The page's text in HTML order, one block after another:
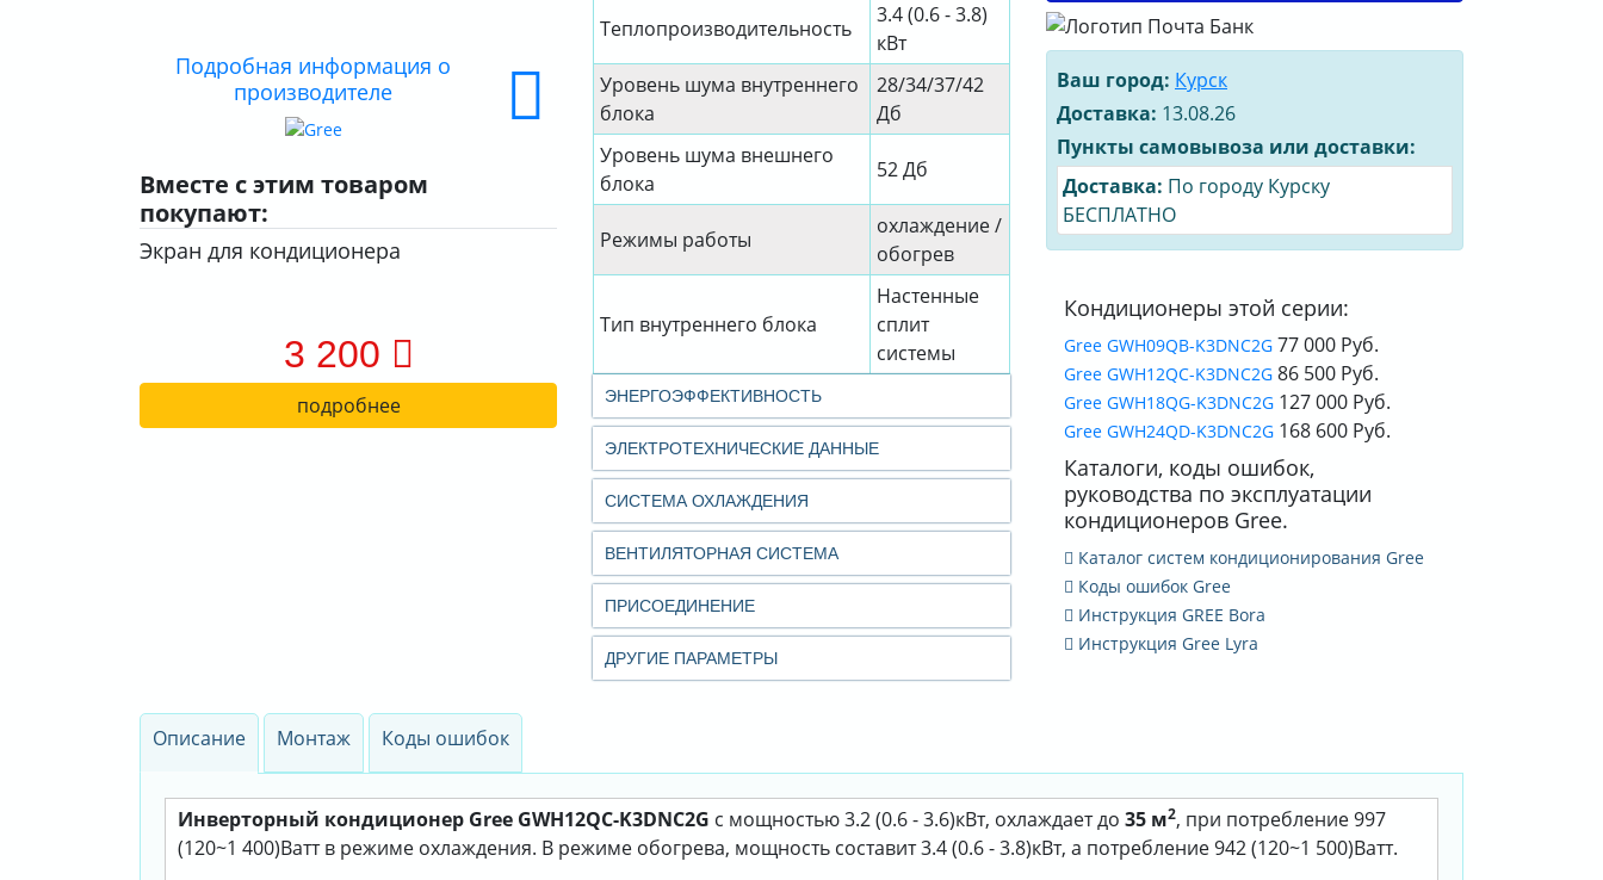
Подробная информация о
производителе
Вместе с этим товаром
покупают:
Экран для кондиционера
3 200
подробнее
Теплопроизводительность
3.4 (0.6 - 3.8)
кВт
Уровень шума внутреннего
блока
28/34/37/42
Дб
Уровень шума внешнего
блока
52 Дб
Режимы работы
охлаждение /
обогрев
Тип внутреннего блока
Настенные
сплит
системы
ЭНЕРГОЭФФЕКТИВНОСТЬ
ЭЛЕКТРОТЕХНИЧЕСКИЕ ДАННЫЕ
СИСТЕМА ОХЛАЖДЕНИЯ
ВЕНТИЛЯТОРНАЯ СИСТЕМА
ПРИСОЕДИНЕНИЕ
ДРУГИЕ ПАРАМЕТРЫ
Ваш город: Курск
Доставка: 13.08.26
Пункты самовывоза или доставки:
Доставка: По городу Курску
БЕСПЛАТНО
Кондиционеры этой серии:
Gree GWH09QB-K3DNC2G 77 000 Руб.
Gree GWH12QC-K3DNC2G 86 500 Руб.
Gree GWH18QG-K3DNC2G 127 000 Руб.
Gree GWH24QD-K3DNC2G 168 600 Руб.
Каталоги, коды ошибок,
руководства по эксплуатации
кондиционеров Gree.
Каталог систем кондиционирования Gree
Коды ошибок Gree
Инструкция GREE Bora
Инструкция Gree Lyra
Описание Монтаж Коды ошибок
Инверторный кондиционер Gree GWH12QC-K3DNC2G с мощностью 3.2 (0.6 - 3.6)кВт, охлаждает до 35 м2, при потребление 997
(120~1 400)Ватт в режиме охлаждения. В режиме обогрева, мощность составит 3.4 (0.6 - 3.8)кВт, а потребление 942 (120~1 500)Ватт.